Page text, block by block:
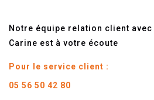
Notre équipe relation client
Carine est à votre écoute
Pour le service client :
05 56 50 42 80